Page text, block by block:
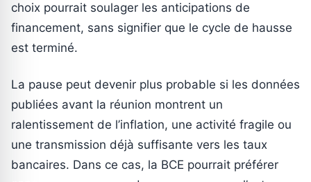
choix pourrait soulager les anticipations de
financement, sans signifier que le cycle de hausse
est terminé.
La pause peut devenir plus probable si les données
publiées avant la réunion montrent un
ralentissement de l’inflation, une activité fragile ou
une transmission déjà suffisante vers les taux
bancaires. Dans ce cas, la BCE pourrait préférer